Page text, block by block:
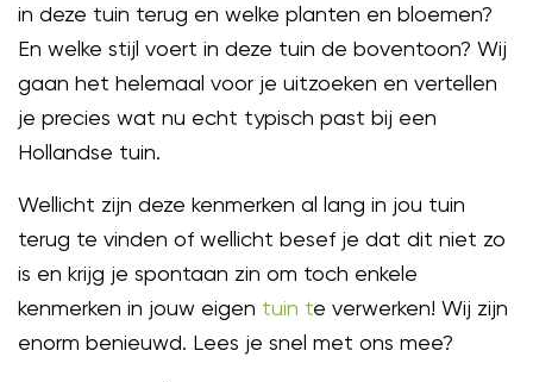
in deze tuin terug en welke planten en bloemen?
En welke stijl voert in deze tuin de boventoon? Wij
gaan het helemaal voor je uitzoeken en vertellen
je precies wat nu echt typisch past bij een
Hollandse tuin.
Wellicht zijn deze kenmerken al lang in jou tuin
terug te vinden of wellicht besef je dat dit niet zo
is en krijg je spontaan zin om toch enkele
kenmerken in jouw eigen tuin te verwerken! Wij zijn
enorm benieuwd. Lees je snel met ons mee?